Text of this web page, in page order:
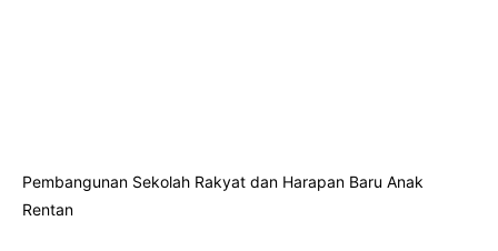
Pembangunan Sekolah Rakyat dan Harapan Baru Anak
Rentan